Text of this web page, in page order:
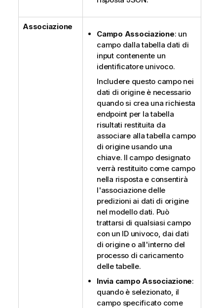
Associazione
Campo Associazione: un
campo dalla tabella dati di
input contenente un
identificatore univoco.
Includere questo campo nei
dati di origine è necessario
quando si crea una richiesta
endpoint per la tabella
risultati restituita da
associare alla tabella campo
di origine usando una
chiave. Il campo designato
verrà restituito come campo
nella risposta e consentirà
l'associazione delle
predizioni ai dati di origine
nel modello dati. Può
trattarsi di qualsiasi campo
con un ID univoco, dai dati
di origine o all'interno del
processo di caricamento
delle tabelle.
Invia campo Associazione:
quando è selezionato, il
campo specificato come